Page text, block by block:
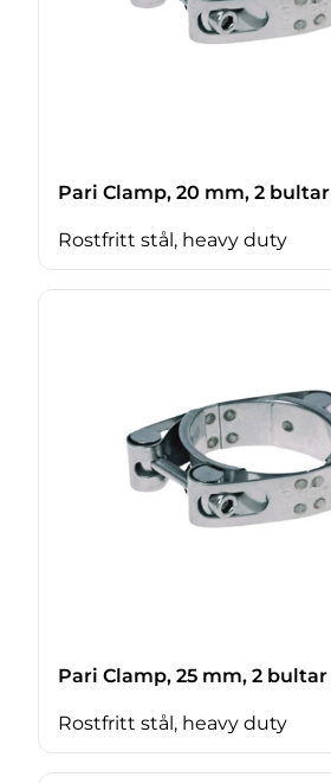
Pari Clamp, 20 mm, 2 bultar
Rostfritt stål, heavy duty
Pari Clamp, 25 mm, 2 bultar
Rostfritt stål, heavy duty